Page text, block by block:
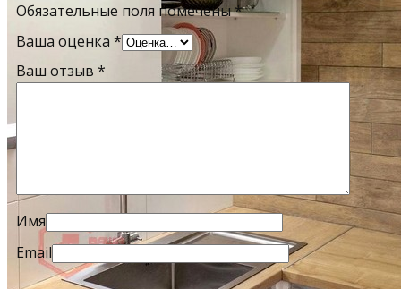
Обязательные поля помечены*
Ваша оценка *
Ваш отзыв *
Имя
Email